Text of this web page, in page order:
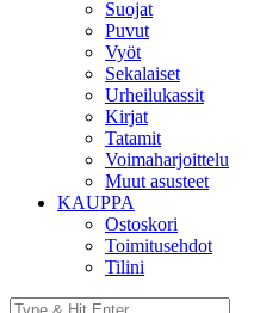
Suojat
Puvut
Vyöt
Sekalaiset
Urheilukassit
Kirjat
Tatamit
Voimaharjoittelu
Muut asusteet
KAUPPA
Ostoskori
Toimitusehdot
Tilini